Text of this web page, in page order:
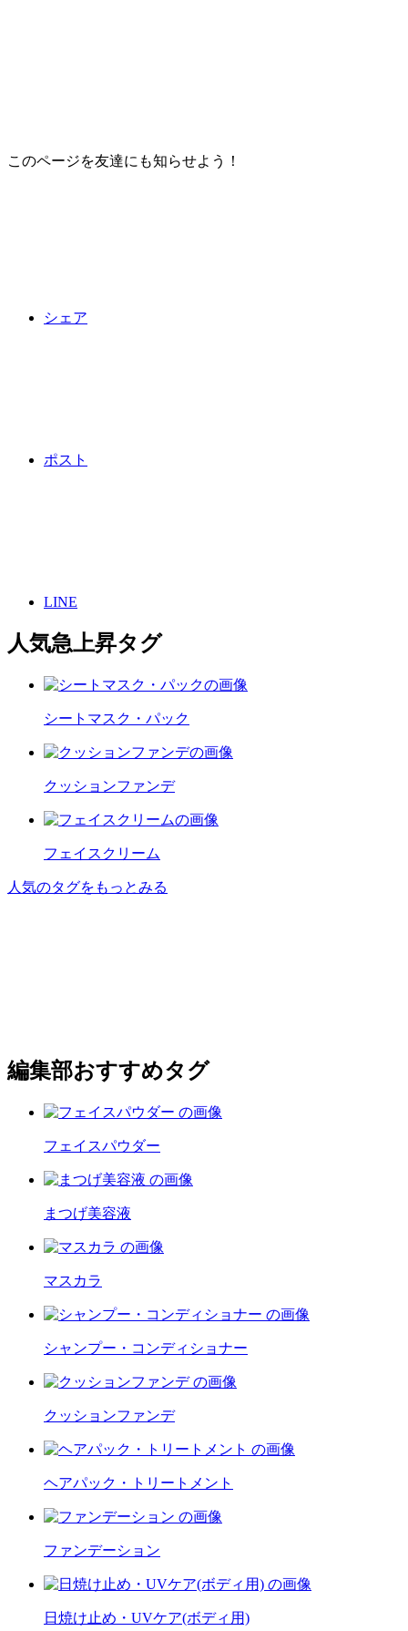
このページを友達にも知らせよう！
シェア
ポスト
LINE
人気急上昇タグ
シートマスク・パック
クッションファンデ
フェイスクリーム
人気のタグをもっとみる
編集部おすすめタグ
フェイスパウダー
まつげ美容液
マスカラ
シャンプー・コンディショナー
クッションファンデ
ヘアパック・トリートメント
ファンデーション
日焼け止め・UVケア(ボディ用)